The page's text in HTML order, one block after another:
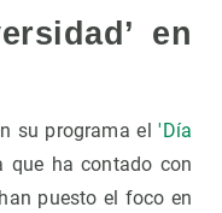
en
su programa el'Día
que ha contado con
puesto el foco en